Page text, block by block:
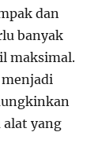
dan
banyak
maksimal.
alat yang